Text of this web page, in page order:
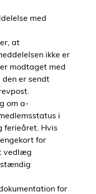
med
at
ikke er
modtaget med
den er sendt
om a-
i
ferieåret. Hvis
for
vedlæg
for